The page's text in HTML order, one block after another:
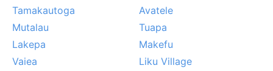
Tamakautoga
Avatele
Mutalau
Tuapa
Lakepa
Makefu
Vaiea
Liku Village